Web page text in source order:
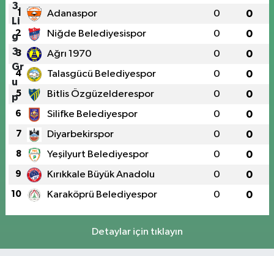
1 Adanaspor 0 0
2 Niğde Belediyesispor 0 0
3 Ağrı 1970 0 0
4 Talasgücü Belediyespor 0 0
5 Bitlis Özgüzelderespor 0 0
6 Silifke Belediyespor 0 0
7 Diyarbekirspor 0 0
8 Yeşilyurt Belediyespor 0 0
9 Kırıkkale Büyük Anadolu 0 0
10 Karaköprü Belediyespor 0 0
Detaylar için tıklayın